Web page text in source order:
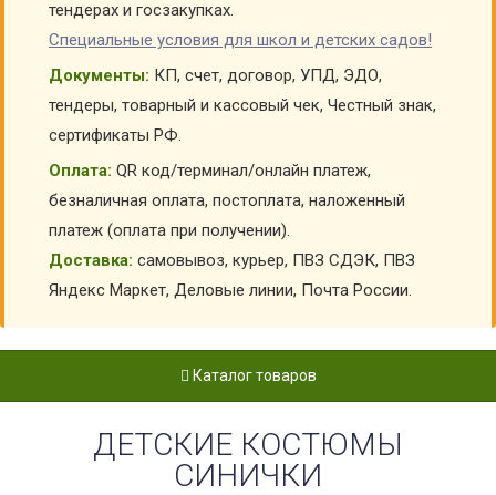
тендерах и госзакупках.
Специальные условия для школ и детских садов!
Документы: КП, счет, договор, УПД, ЭДО,
тендеры, товарный и кассовый чек, Честный знак,
сертификаты РФ.
Оплата: QR код/терминал/онлайн платеж,
безналичная оплата, постоплата, наложенный
платеж (оплата при получении).
Доставка: самовывоз, курьер, ПВЗ СДЭК, ПВЗ
Яндекс Маркет, Деловые линии, Почта России.
Каталог товаров
ДЕТСКИЕ КОСТЮМЫ
СИНИЧКИ